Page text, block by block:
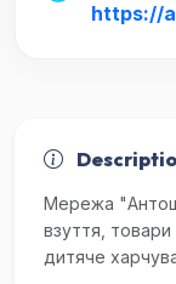
https://
Мережа
взуття,
дитяче